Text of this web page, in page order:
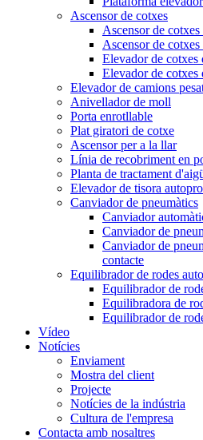
Ascensor de cotxes
Ascensor de
Ascensor de cotxes
Elevador de cotxes
Elevador de cotxes
Elevador de camions
Anivellador de moll
Porta enrotllable
Plat giratori de cotxe
Ascensor per a la llar
Línia de recobriment en
Planta de tractament
Elevador de tisora
Canviador de pneumàtics
Canviador
Canviador de
Canviador de
contacte
Equilibrador de rodes
Equilibrador de
Equilibradora de
Equilibrador de
Vídeo
Notícies
Enviament
Mostra del client
Projecte
Notícies de la indústria
Cultura de l'empresa
Contacta amb nosaltres